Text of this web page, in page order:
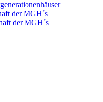
der MGH´s
der MGH´s